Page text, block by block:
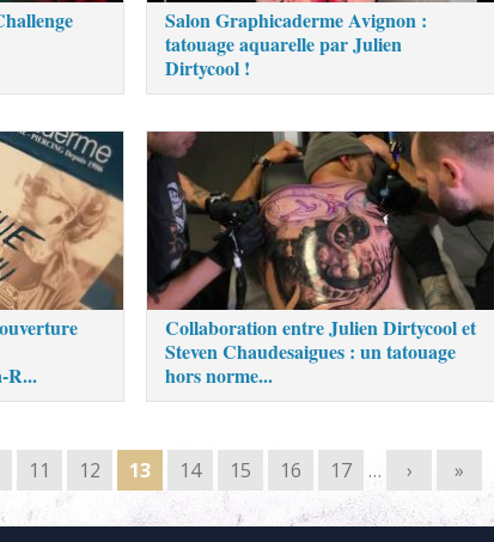
Salon Graphicaderme Avignon :
tatouage aquarelle par Julien
Dirtycool !
R...
Collaboration entre Julien Dirtycool et
Steven Chaudesaigues : un tatouage
hors norme...
11 12 13 14 15 16 17 … › »